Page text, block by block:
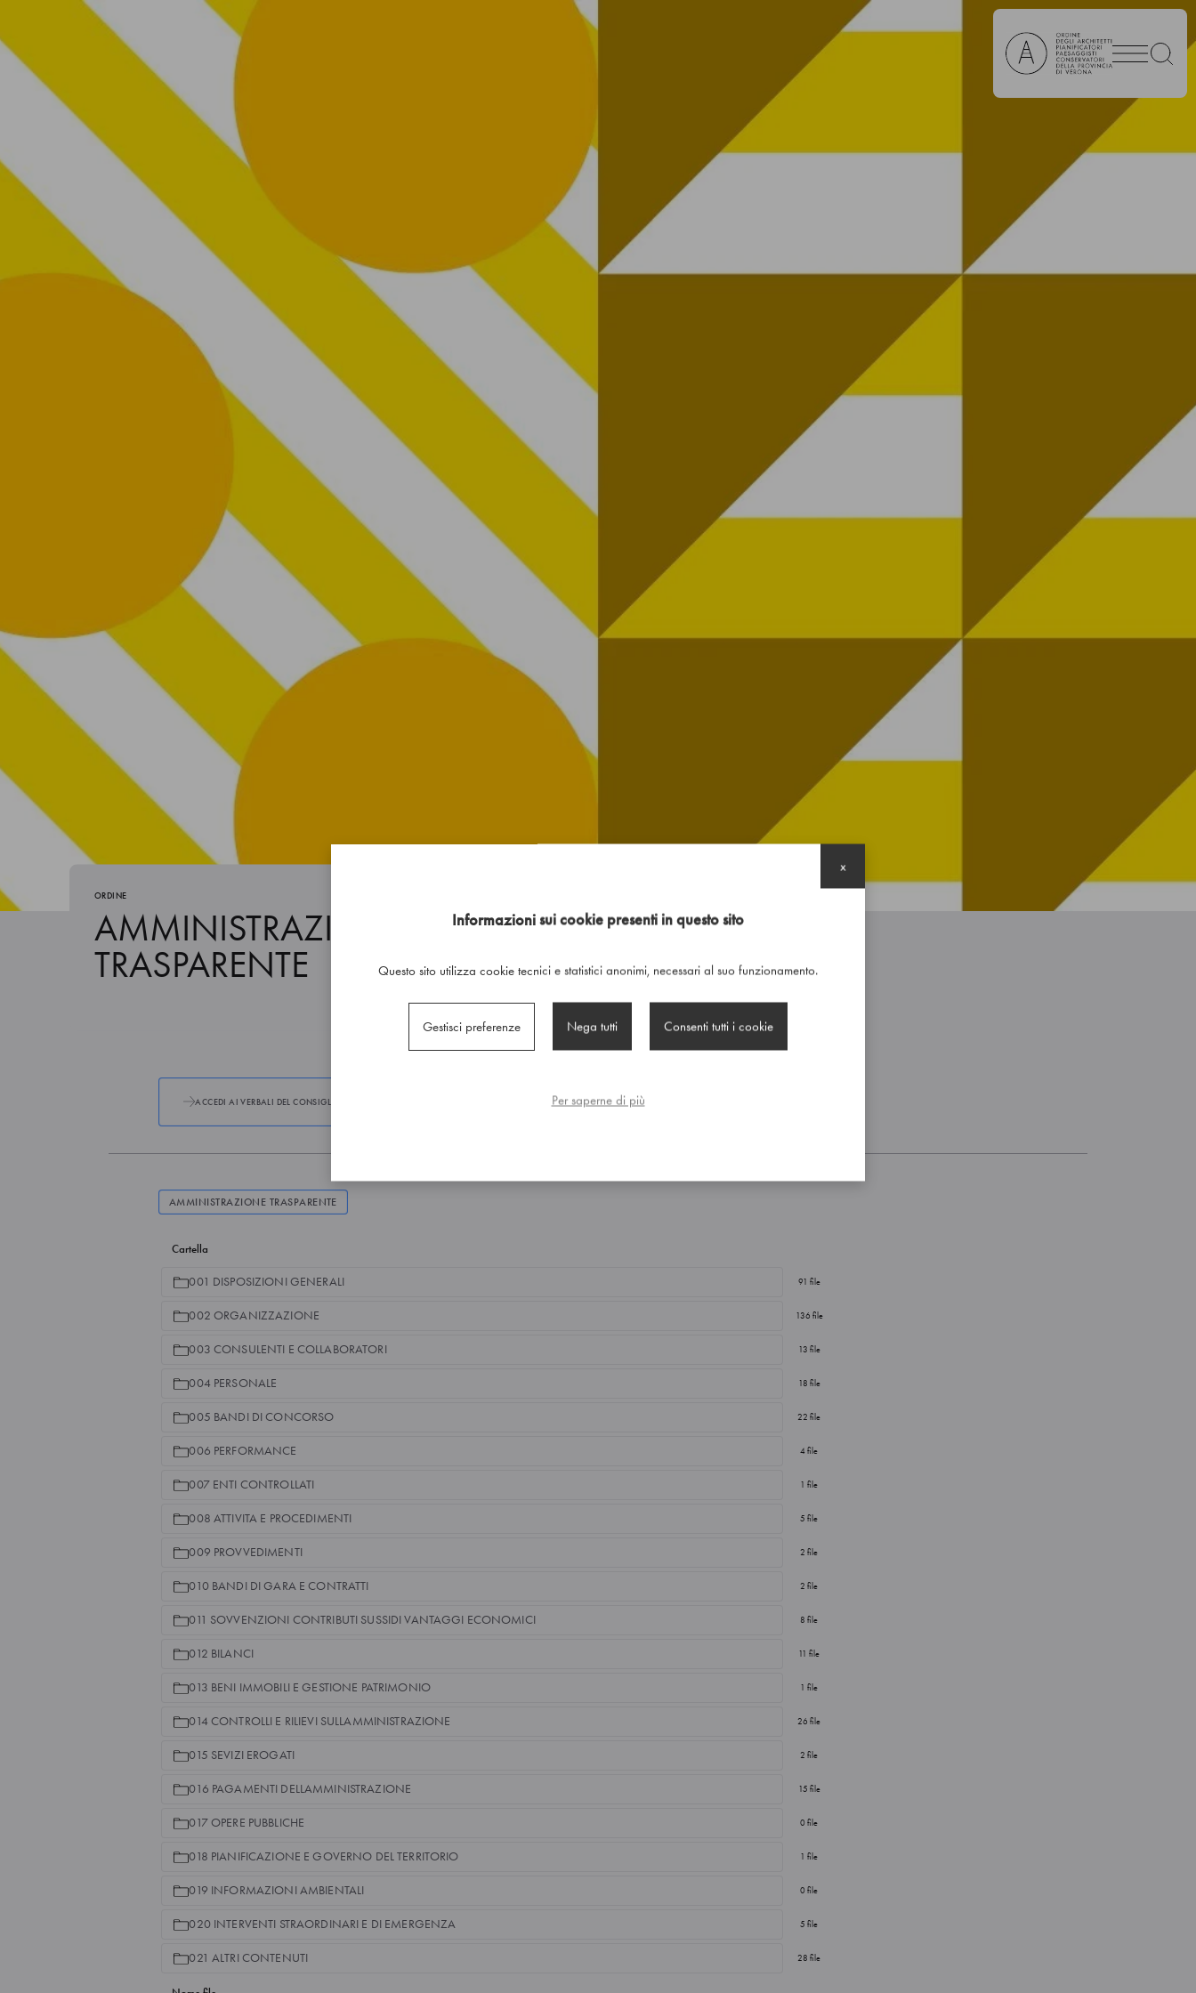
ORDINE
AMMINISTRAZIONE
TRASPARENTE
ACCEDI AI VERBALI DEL CONSIGLIO
AMMINISTRAZIONE TRASPARENTE
Cartella
001 DISPOSIZIONI GENERALI 91 file
002 ORGANIZZAZIONE 136 file
003 CONSULENTI E COLLABORATORI 13 file
004 PERSONALE 18 file
005 BANDI DI CONCORSO 22 file
006 PERFORMANCE 4 file
007 ENTI CONTROLLATI 1 file
008 ATTIVITA E PROCEDIMENTI 5 file
009 PROVVEDIMENTI 2 file
010 BANDI DI GARA E CONTRATTI 2 file
011 SOVVENZIONI CONTRIBUTI SUSSIDI VANTAGGI ECONOMICI 8 file
012 BILANCI 11 file
013 BENI IMMOBILI E GESTIONE PATRIMONIO 1 file
014 CONTROLLI E RILIEVI SULLAMMINISTRAZIONE 26 file
015 SEVIZI EROGATI 2 file
016 PAGAMENTI DELLAMMINISTRAZIONE 15 file
017 OPERE PUBBLICHE 0 file
018 PIANIFICAZIONE E GOVERNO DEL TERRITORIO 1 file
019 INFORMAZIONI AMBIENTALI 0 file
020 INTERVENTI STRAORDINARI E DI EMERGENZA 5 file
021 ALTRI CONTENUTI 28 file
Informazioni sui cookie presenti in questo sito
Questo sito utilizza cookie tecnici e statistici anonimi, necessari al suo funzionamento.
Gestisci preferenze Nega tutti Consenti tutti i cookie
Per saperne di più
x